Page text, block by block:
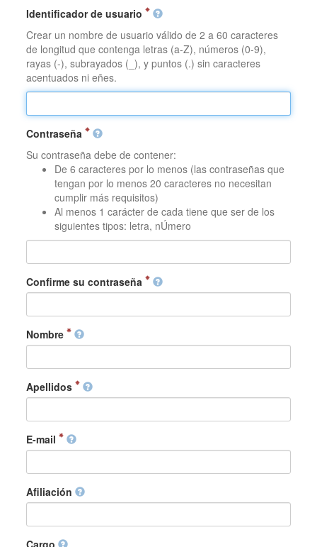
Identificador de usuario
Crear un nombre de usuario válido de 2 a 60 caracteres
de longitud que contenga letras (a-Z), números (0-9),
rayas (-), subrayados (_), y puntos (.) sin caracteres
acentuados ni eñes.
Contraseña
Su contraseña debe de contener:
De 6 caracteres por lo menos (las contraseñas que
tengan por lo menos 20 caracteres no necesitan
cumplir más requisitos)
Al menos 1 carácter de cada tiene que ser de los
siguientes tipos: letra, nÚmero
Confirme su contraseña
Nombre
Apellidos
E-mail
Afiliación
Cargo